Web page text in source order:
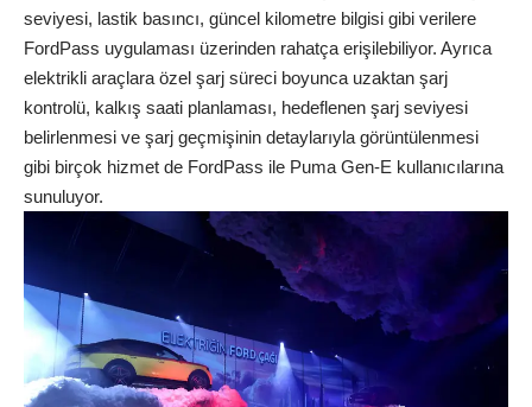
seviyesi, lastik basıncı, güncel kilometre bilgisi gibi verilere
FordPass uygulaması üzerinden rahatça erişilebiliyor. Ayrıca
elektrikli araçlara özel şarj süreci boyunca uzaktan şarj
kontrolü, kalkış saati planlaması, hedeflenen şarj seviyesi
belirlenmesi ve şarj geçmişinin detaylarıyla görüntülenmesi
gibi birçok hizmet de FordPass ile Puma Gen-E kullanıcılarına
sunuluyor.